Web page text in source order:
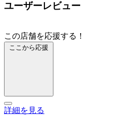
ユーザーレビュー
この店舗を応援する！
ここから応援
詳細を見る